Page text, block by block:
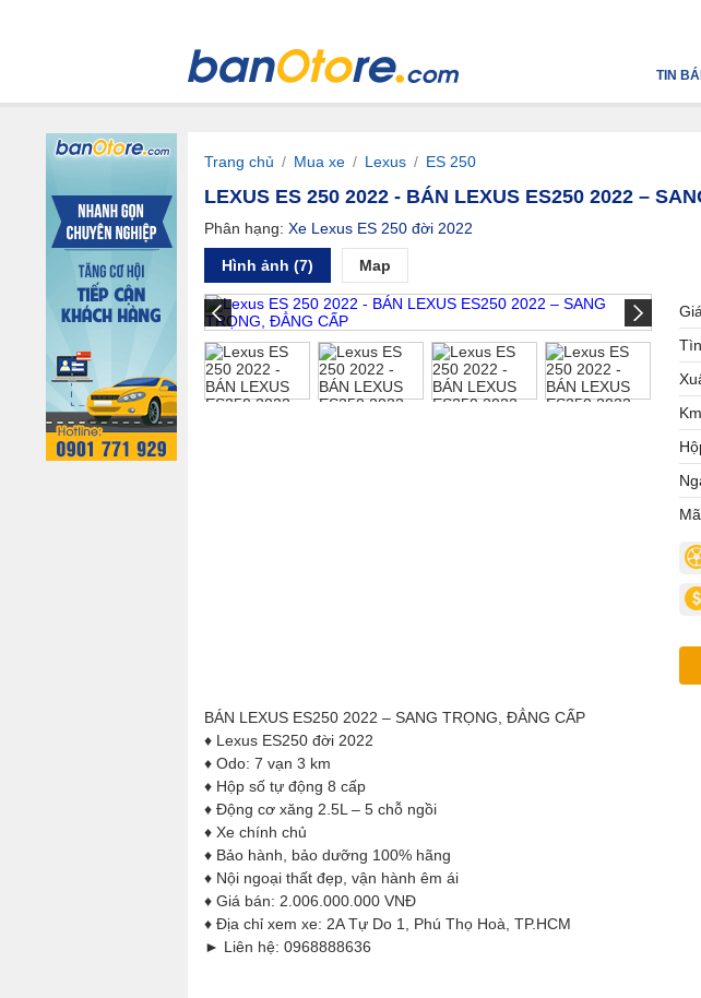
TIN
Trang chủ / Mua xe / Lexus / ES 250
LEXUS ES 250 2022 - BÁN LEXUS ES250 2022 –
Phân hạng: Xe Lexus ES 250 đời 2022
Hình ảnh (7) Map
Km
BÁN LEXUS ES250 2022 – SANG TRỌNG, ĐẲNG CẤP
♦ Lexus ES250 đời 2022
♦ Odo: 7 vạn 3 km
♦ Hộp số tự động 8 cấp
♦ Động cơ xăng 2.5L – 5 chỗ ngồi
♦ Xe chính chủ
♦ Bảo hành, bảo dưỡng 100% hãng
♦ Nội ngoại thất đẹp, vận hành êm ái
♦ Giá bán: 2.006.000.000 VNĐ
♦ Địa chỉ xem xe: 2A Tự Do 1, Phú Thọ Hoà, TP.HCM
► Liên hệ: 0968888636